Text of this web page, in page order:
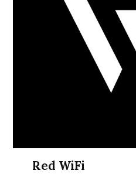
Red WiFi